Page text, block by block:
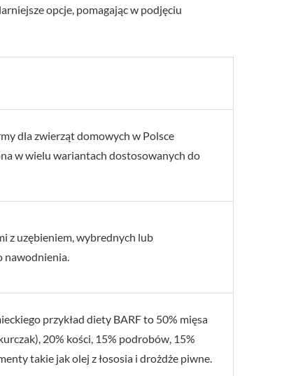
opcje, pomagając w podjęciu
dla zwierząt domowych w Polsce
w wielu wariantach dostosowanych do
z uzębieniem, wybrednych lub
nawodnienia.
przykład diety BARF to 50% mięsa
20% kości, 15% podrobów, 15%
takie jak olej z łososia i drożdże piwne.